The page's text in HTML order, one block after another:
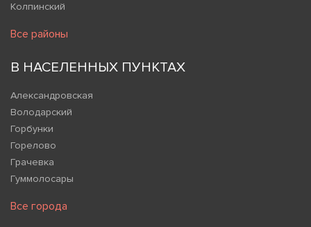
Колпинский
Все районы
В НАСЕЛЕННЫХ ПУНКТАХ
Александровская
Володарский
Горбунки
Горелово
Грачевка
Гуммолосары
Все города